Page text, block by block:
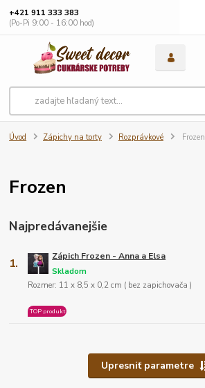
+421 911 333 383
(Po-Pi 9:00 - 16:00 hod)
Úvod Zápichy na torty Rozprávkové Frozen
Frozen
Najpredávanejšie
1. Zápich Frozen - Anna a Elsa
Rozmer: 11 x 8,5 x 0,2 cm ( bez zapichovača )
Skladom
TOP produkt
Upresniť parametre